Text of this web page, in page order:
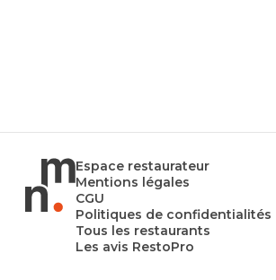
Espace restaurateur
Mentions légales
CGU
Politiques de confidentialités
Tous les restaurants
Les avis RestoPro